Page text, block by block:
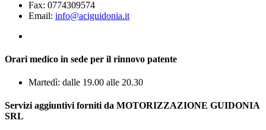
Fax: 0774309574
Email: info@aciguidonia.it
Orari medico in sede per il rinnovo patente
Martedì: dalle 19.00 alle 20.30
Servizi aggiuntivi forniti da MOTORIZZAZIONE GUIDONIA
SRL